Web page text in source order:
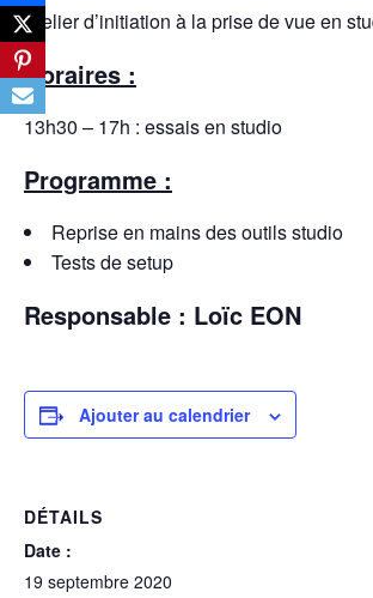
Atelier d’initiation à la prise de vue en
Horaires :
13h30 – 17h : essais en studio
Programme :
Reprise en mains des outils studio
Tests de setup
Responsable : Loïc EON
Ajouter au calendrier
DÉTAILS
Date :
19 septembre 2020